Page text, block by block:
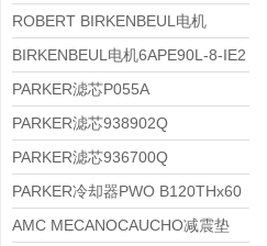
8APE90S-4 IE3
ROBERT BIRKENBEUL电机
8APE80M-2K-IE3
BIRKENBEUL电机6APE90L-8-IE2
PARKER滤芯P055A
PARKER滤芯938902Q
PARKER滤芯936700Q
PARKER冷却器PWO B120THx60
AMC MECANOCAUCHO减震垫